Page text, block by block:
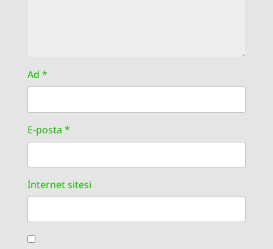
Ad *
E-posta *
İnternet sitesi